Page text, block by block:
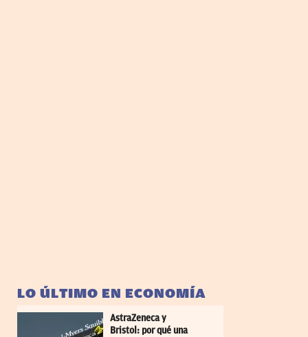
LO ÚLTIMO EN ECONOMÍA
AstraZeneca y
Bristol: por qué una